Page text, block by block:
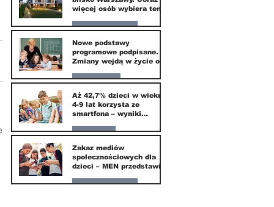
więcej osób wybiera ten
Nasze miasto
20 mar
Nowe podstawy
programowe podpisane.
Zmiany wejdą w życie od
Edukacja
16 mar
Aż 42,7% dzieci w wieku
4-9 lat korzysta ze
smartfona – wyniki
Instytutu Mediów
Parents
1 mar
Zakaz mediów
społecznościowych dla
dzieci – MEN przedstawia
Nasze miasto